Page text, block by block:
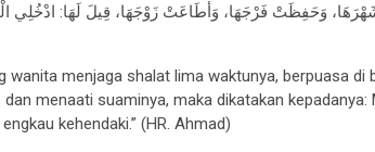
وَحَفِظَتْ فَرْجَهَا، وَأَطَاعَتْ زَوْجَهَا، قِيلَ لَهَا: ادْخُلِي
wanita menjaga shalat lima waktunya, berpuasa di
menaati suaminya, maka dikatakan
kehendaki.” (HR. Ahmad)